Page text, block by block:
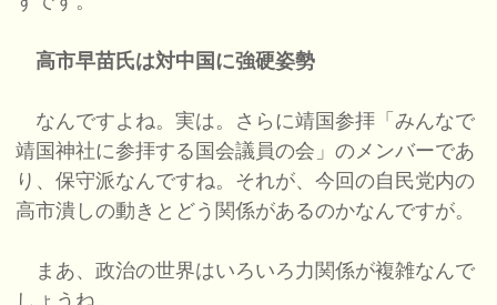
高市早苗氏は対中国に強硬姿勢
なんですよね。実は。さらに靖国参拝「みんなで
靖国神社に参拝する国会議員の会」のメンバーであ
り、保守派なんですね。それが、今回の自民党内の
高市潰しの動きとどう関係があるのかなんですが。
まあ、政治の世界はいろいろ力関係が複雑なんで